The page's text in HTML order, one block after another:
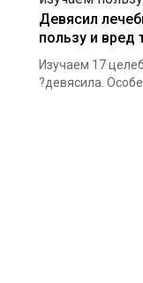
Девясил
пользу и вред
Изучаем 17
?девясила.